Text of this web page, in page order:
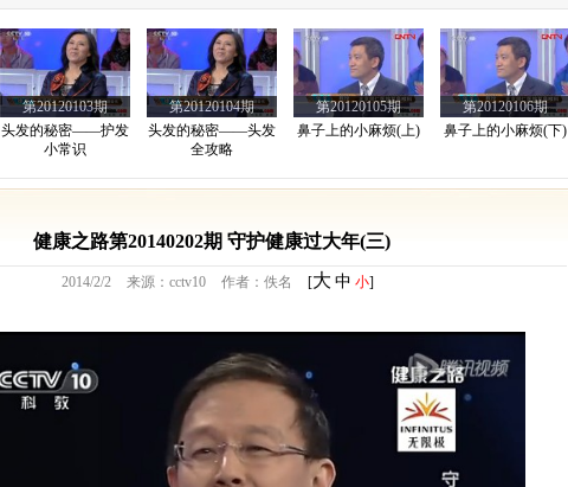
第20120103期
头发的秘密——护发
小常识
第20120104期
头发的秘密——头发
全攻略
第20120105期
鼻子上的小麻烦(上)
第20120106期
鼻子上的小麻烦(下)
第20120108期
第20101030期
第20101031期
健康之路第20140202期 守护健康过大年(三)
2014/2/2 来源：cctv10 作者：佚名 [大 中 小]